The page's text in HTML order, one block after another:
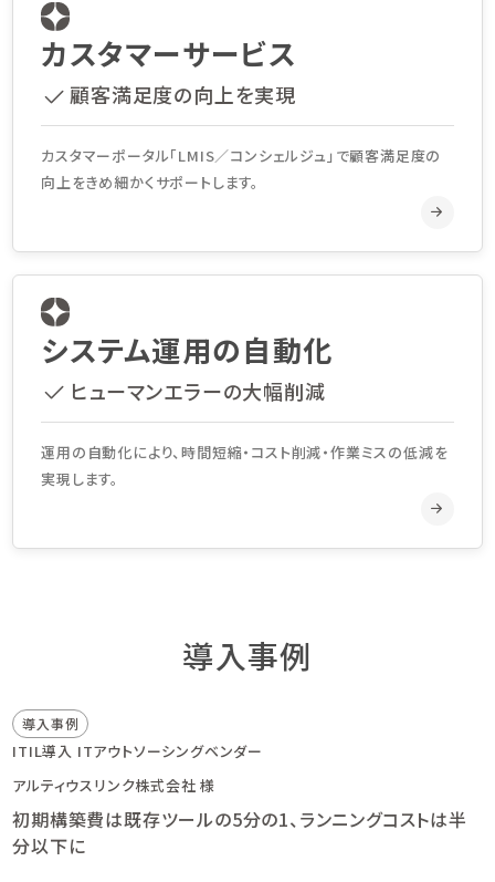
カスタマーサービス
顧客満足度の向上を実現
カスタマーポータル「LMIS／コンシェルジュ」で顧客満足度の
向上をきめ細かくサポートします。
システム運用の自動化
ヒューマンエラーの大幅削減
運用の自動化により、時間短縮・コスト削減・作業ミスの低減を
実現します。
導入事例
導入事例
ITIL導入 ITアウトソーシングベンダー
アルティウスリンク株式会社 様
初期構築費は既存ツールの5分の1、ランニングコストは半
分以下に